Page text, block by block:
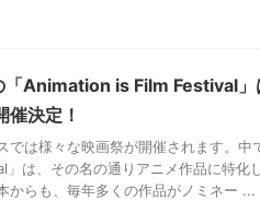
Animation is Film Festival
決定！
では様々な映画祭が開催されます。
」は、その名の通りアニメ作品に特化
からも、毎年多くの作品がノミネー ...